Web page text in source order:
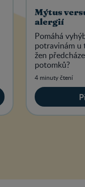
Mýtus
alergií
Pomáhá
potravinám u
žen
potomků?
4 minuty čtení